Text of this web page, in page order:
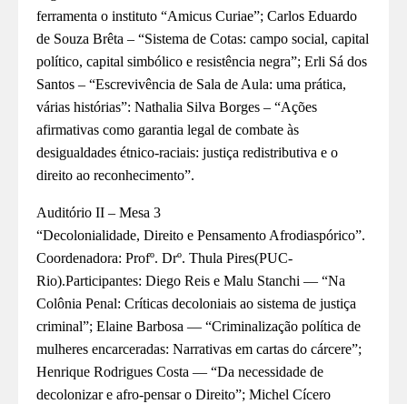
ferramenta o instituto “Amicus Curiae”; Carlos Eduardo
de Souza Brêta – “Sistema de Cotas: campo social, capital
político, capital simbólico e resistência negra”; Erli Sá dos
Santos – “Escrevivência de Sala de Aula: uma prática,
várias histórias”: Nathalia Silva Borges – “Ações
afirmativas como garantia legal de combate às
desigualdades étnico-raciais: justiça redistributiva e o
direito ao reconhecimento”.
Auditório II – Mesa 3
“Decolonialidade, Direito e Pensamento Afrodiaspórico”.
Coordenadora: Profº. Drº. Thula Pires(PUC-
Rio).Participantes: Diego Reis e Malu Stanchi — “Na
Colônia Penal: Críticas decoloniais ao sistema de justiça
criminal”; Elaine Barbosa — “Criminalização política de
mulheres encarceradas: Narrativas em cartas do cárcere”;
Henrique Rodrigues Costa — “Da necessidade de
decolonizar e afro-pensar o Direito”; Michel Cícero